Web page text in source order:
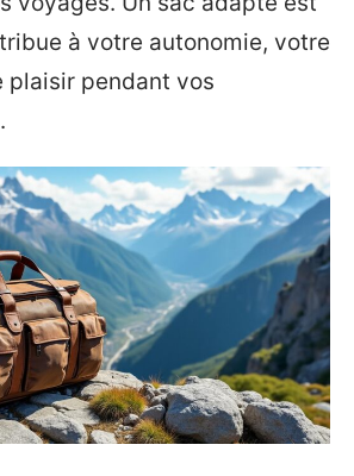
à votre autonomie, votre
pendant vos